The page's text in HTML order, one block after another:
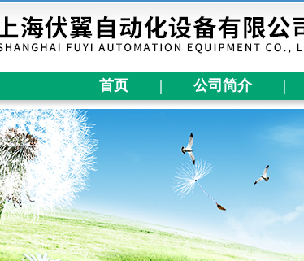
首页 | 公司简介 |